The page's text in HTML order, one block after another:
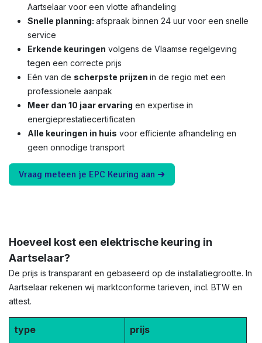
Aartselaar voor een vlotte afhandeling
Snelle planning: afspraak binnen 24 uur voor een snelle
service
Erkende keuringen volgens de Vlaamse regelgeving
tegen een correcte prijs
Eén van de scherpste prijzen in de regio met een
professionele aanpak
Meer dan 10 jaar ervaring en expertise in
energieprestatiecertificaten
Alle keuringen in huis voor efficiente afhandeling en
geen onnodige transport
Vraag meteen je EPC Keuring aan ➜
Hoeveel kost een elektrische keuring in
Aartselaar?
De prijs is transparant en gebaseerd op de installatiegrootte. In
Aartselaar rekenen wij marktconforme tarieven, incl. BTW en
attest.
type prijs